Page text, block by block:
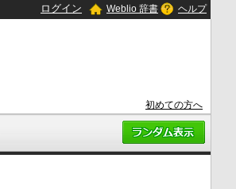
ログイン Weblio 辞書 ヘルプ
初めての方へ